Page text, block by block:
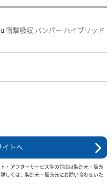
衝撃吸収 バンパー ハイブリッド
イトへ
・アフターサービス等の対応は製造元・販売
しくは、製造元・販売元にお問い合わせいた